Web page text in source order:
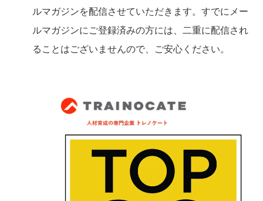
ルマガジンを配信させていただきます。すでにメー
ルマガジンにご登録済みの方には、二重に配信され
ることはございませんので、ご安心ください。